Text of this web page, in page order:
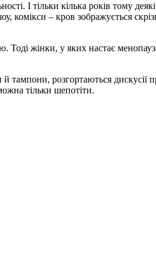
І тільки кілька років тому
– кров зображується
жінки, у яких настає
тампони, розгортаються дискусії
тільки шепотіти.